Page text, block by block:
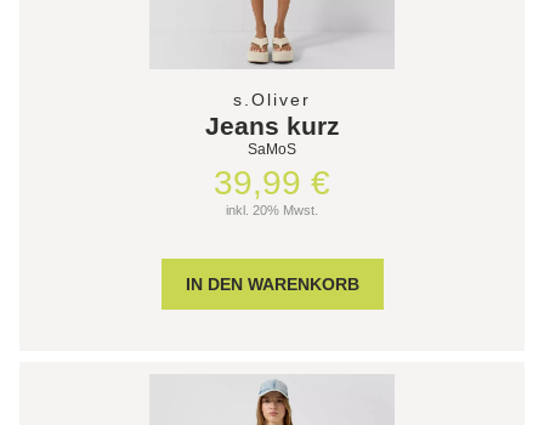
s.Oliver
Jeans kurz
SaMoS
39,99 €
inkl. 20% Mwst.